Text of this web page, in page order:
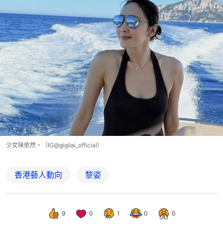
少女味依然。（IG@gigilai_official）
香港藝人動向 黎姿
9 0 1 0 0